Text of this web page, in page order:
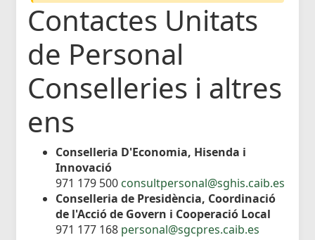
Contactes Unitats
de Personal
Conselleries i altres
ens
Conselleria D'Economia, Hisenda i
Innovació
971 179 500 consultpersonal@sghis.caib.es
Conselleria de Presidència, Coordinació
de l'Acció de Govern i Cooperació Local
971 177 168 personal@sgcpres.caib.es